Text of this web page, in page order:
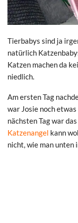
Tierbabys sind ja
natürlich
Katzen machen da
niedlich.
Am ersten Tag
war Josie noch
nächsten Tag war
Katzenangel kann
nicht, wie man unten